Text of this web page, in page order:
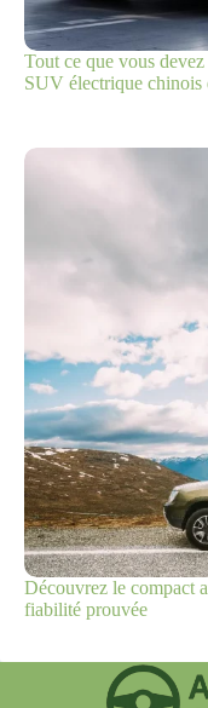
Tout ce que vous
SUV électrique
Découvrez le compact
fiabilité prouvée